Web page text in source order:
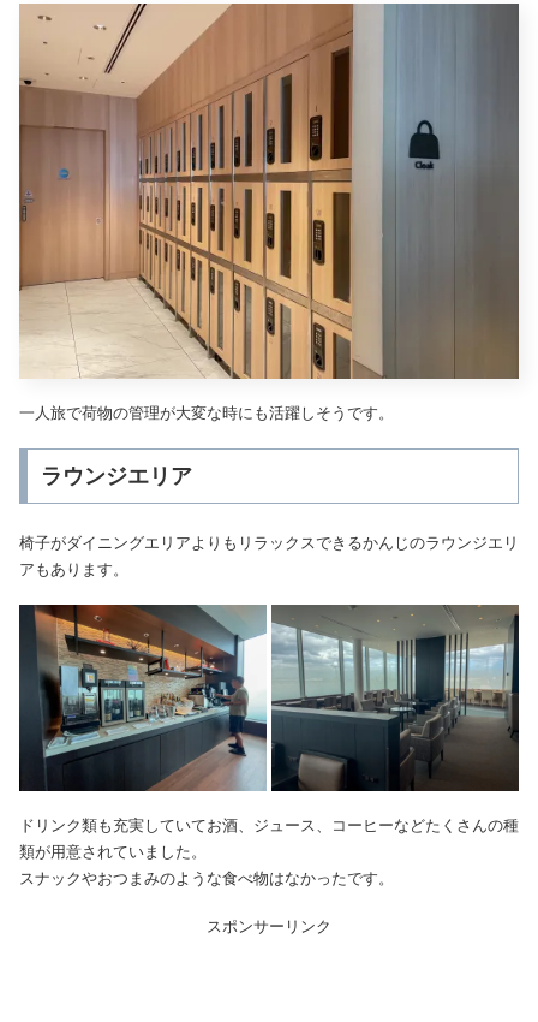
一人旅で荷物の管理が大変な時にも活躍しそうです。
ラウンジエリア
椅子がダイニングエリアよりもリラックスできるかんじのラウンジエリ
アもあります。
ドリンク類も充実していてお酒、ジュース、コーヒーなどたくさんの種
類が用意されていました。
スナックやおつまみのような食べ物はなかったです。
スポンサーリンク